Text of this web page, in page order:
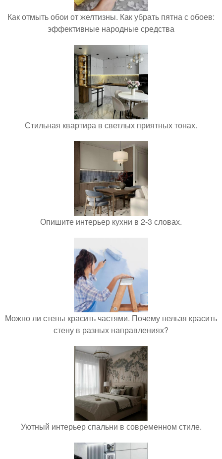
Как отмыть обои от желтизны. Как убрать пятна с обоев:
эффективные народные средства
Стильная квартира в светлых приятных тонах.
Опишите интерьер кухни в 2-3 словах.
Можно ли стены красить частями. Почему нельзя красить
стену в разных направлениях?
Уютный интерьер спальни в современном стиле.